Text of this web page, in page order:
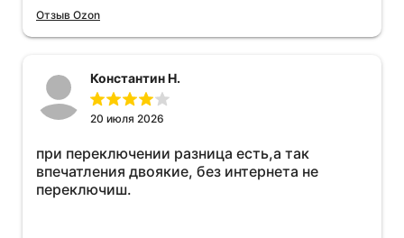
Отзыв Ozon
Константин Н.
20 июля 2026
при переключении разница есть,а так
впечатления двоякие, без интернета не
переключиш.